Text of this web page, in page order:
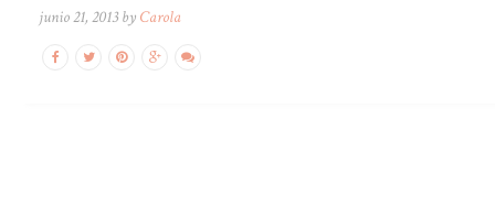
junio 21, 2013 by Carola